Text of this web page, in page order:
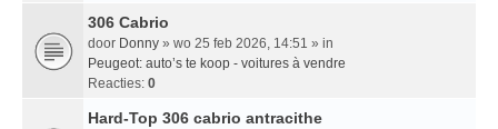
306 Cabrio
door Donny » wo 25 feb 2026, 14:51 » in
Peugeot: auto’s te koop - voitures à vendre
Reacties: 0
Hard-Top 306 cabrio antracithe